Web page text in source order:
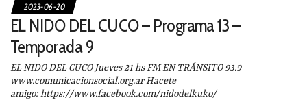
2023-06-20
EL NIDO DEL CUCO – Programa 13 –
Temporada 9
EL NIDO DEL CUCO Jueves 21 hs FM EN TRÁNSITO 93.9
www.comunicacionsocial.org.ar Hacete
amigo: https://www.facebook.com/nidodelkuko/